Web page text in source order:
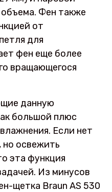
Фен также
от
для
фен еще более
вращающегося
данную
большой плюс
Если нет
но освежить
эта функция
Из минусов
щетка Braun AS 530